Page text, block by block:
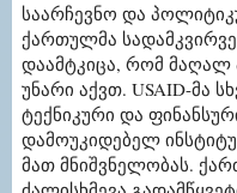
საარჩევნო და
ქართულმა
დაამტკიცა, რომ
უნარი აქვთ. USAID-მა
ტექნიკური და
დამოუკიდებელ
მათ მნიშვნელობას.